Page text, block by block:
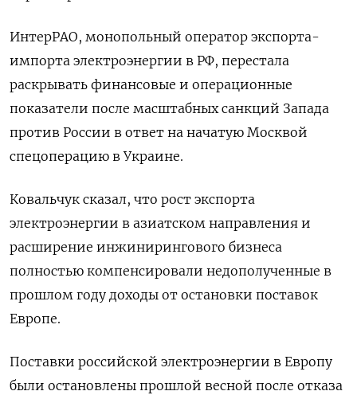
ИнтерРАО, монопольный оператор экспорта-
импорта электроэнергии в РФ, перестала
раскрывать финансовые и операционные
показатели после масштабных санкций Запада
против России в ответ на начатую Москвой
спецоперацию в Украине.
Ковальчук сказал, что рост экспорта
электроэнергии в азиатском направления и
расширение инжинирингового бизнеса
полностью компенсировали недополученные в
прошлом году доходы от остановки поставок
Европе.
Поставки российской электроэнергии в Европу
были остановлены прошлой весной после отказа